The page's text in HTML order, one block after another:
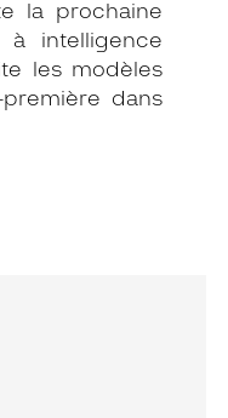
la prochaine
à intelligence
les modèles
dans